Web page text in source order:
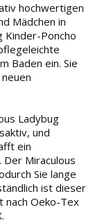
hochwertigen
Mädchen in
Kinder-Poncho
Baden ein. Sie
Ladybug
und
ein
Der Miraculous
Sie lange
ist dieser
nach Oeko-Tex